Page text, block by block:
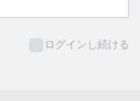
ログインし続ける